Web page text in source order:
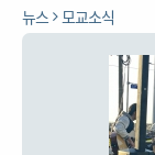
뉴스 모교소식